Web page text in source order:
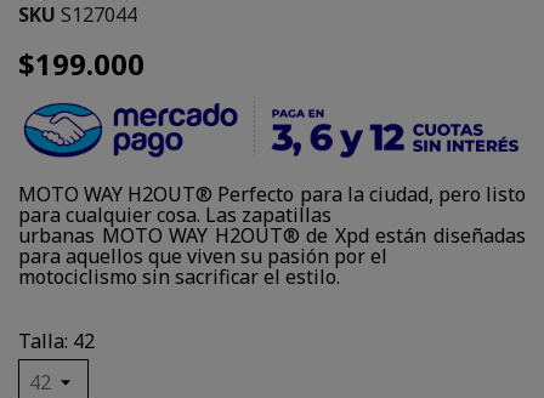
SKU S127044
$199.000
MOTO WAY H2OUT® Perfecto para la ciudad, pero listo
para cualquier cosa. Las zapatillas
urbanas MOTO WAY H2OUT® de Xpd están diseñadas
para aquellos que viven su pasión por el
motociclismo sin sacrificar el estilo.
Talla: 42